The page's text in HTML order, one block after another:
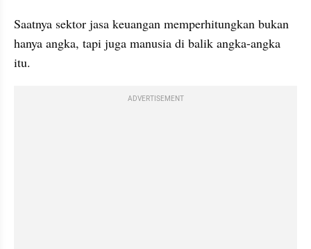
Saatnya sektor jasa keuangan memperhitungkan bukan
hanya angka, tapi juga manusia di balik angka-angka
itu.
ADVERTISEMENT